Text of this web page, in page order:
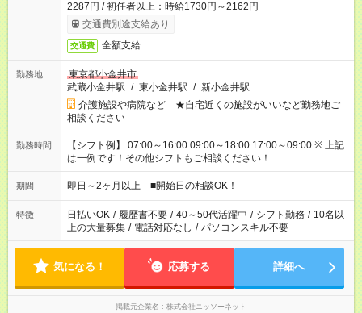
2287円 / 初任者以上：時給1730円～2162円
交通費別途支給あり
交通費 全額支給
勤務地
東京都小金井市
武蔵小金井駅 / 東小金井駅 / 新小金井駅
介護施設や病院など ★自宅近くの施設がいいなど勤務地ご
相談ください
勤務時間
【シフト例】 07:00～16:00 09:00～18:00 17:00～09:00 ※ 上記
は一例です！その他シフトもご相談ください！
期間 即日～2ヶ月以上 ■開始日の相談OK！
特徴 日払いOK / 履歴書不要 / 40～50代活躍中 / シフト勤務 / 10名以
上の大量募集 / 電話対応なし / パソコンスキル不要
気になる！ 応募する 詳細へ
掲載元企業名 株式会社ニッソーネット